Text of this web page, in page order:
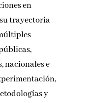
en
trayectoria
nacionales e
y